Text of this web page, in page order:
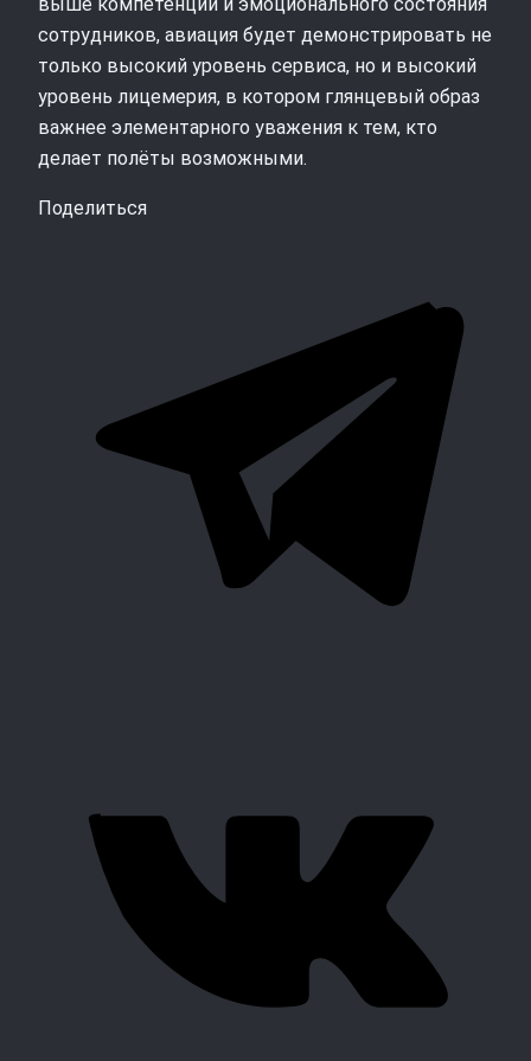
сотрудников, авиация будет демонстрировать не
только высокий уровень сервиса, но и высокий
уровень лицемерия, в котором глянцевый образ
важнее элементарного уважения к тем, кто
делает полёты возможными.
Поделиться